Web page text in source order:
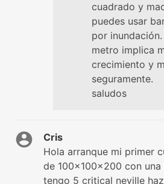
cuadrado y
puedes usar
por
metro implica
crecimiento y
seguramente.
saludos
Cris
Hola arranque mi primer
de 100x100x200 con
tengo 5 critical neville